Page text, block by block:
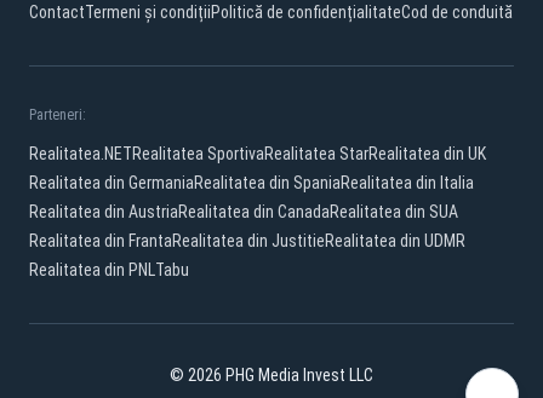
ContactTermeni și condițiiPolitică de confidențialitateCod de conduită
Parteneri:
Realitatea.NETRealitatea SportivaRealitatea StarRealitatea din UK
Realitatea din GermaniaRealitatea din SpaniaRealitatea din Italia
Realitatea din AustriaRealitatea din CanadaRealitatea din SUA
Realitatea din FrantaRealitatea din JustitieRealitatea din UDMR
Realitatea din PNLTabu
© 2026 PHG Media Invest LLC